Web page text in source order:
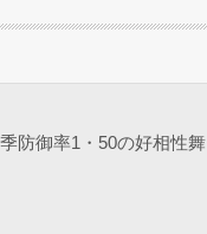
防御率1・50の好相性舞